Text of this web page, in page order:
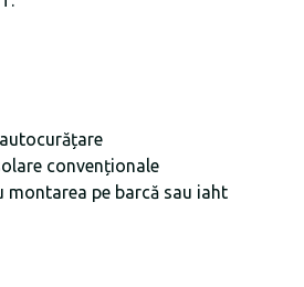
convenționale
montarea pe barcă sau iaht